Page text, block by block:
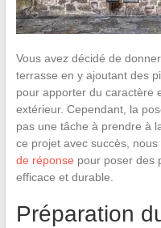
Vous avez décidé de
terrasse en y ajoutant des
pour apporter du caractère
extérieur. Cependant, la
pas une tâche à prendre à
ce projet avec succès,
de réponse pour poser des
efficace et durable.
Préparation